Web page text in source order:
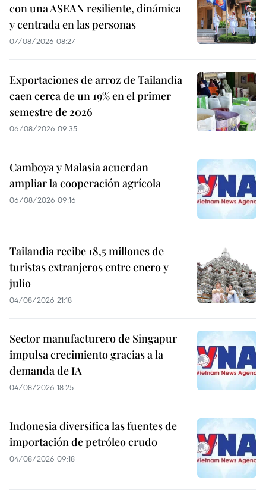
con una ASEAN resiliente, dinámica
y centrada en las personas
07/08/2026 08:27
Exportaciones de arroz de Tailandia
caen cerca de un 19% en el primer
semestre de 2026
06/08/2026 09:35
Camboya y Malasia acuerdan
ampliar la cooperación agrícola
06/08/2026 09:16
Tailandia recibe 18,5 millones de
turistas extranjeros entre enero y
julio
04/08/2026 21:18
Sector manufacturero de Singapur
impulsa crecimiento gracias a la
demanda de IA
04/08/2026 18:25
Indonesia diversifica las fuentes de
importación de petróleo crudo
04/08/2026 09:18